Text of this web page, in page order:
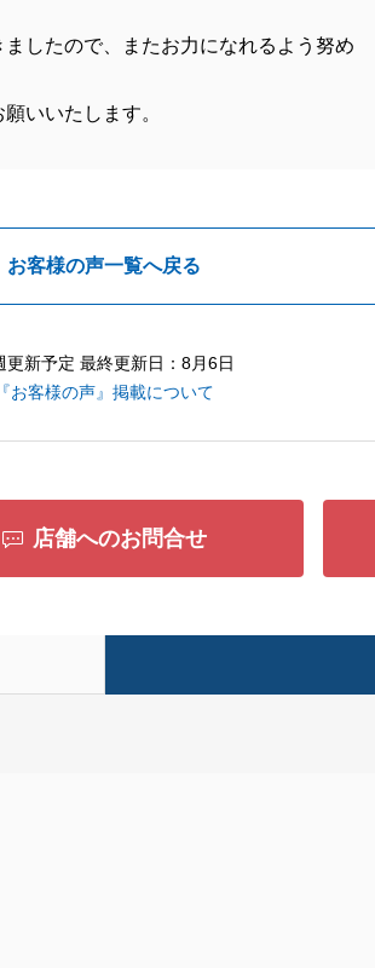
したので、またお力になれるよう努め
いいたします。
お客様の声一覧へ戻る
更新予定 最終更新日：8月6日
『お客様の声』掲載について
店舗へのお問合せ